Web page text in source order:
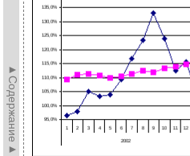
►Содержание►